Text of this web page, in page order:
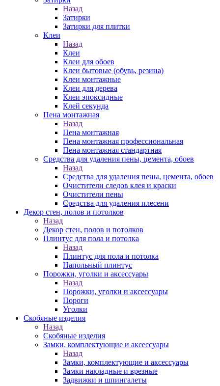
Назад
Затирки
Затирки для плитки
Клеи
Назад
Клеи
Клеи для обоев
Клеи бытовые (обувь, резина)
Клеи монтажные
Клеи для дерева
Клеи эпоксидные
Клей секунда
Пена монтажная
Назад
Пена монтажная
Пена монтажная профессиональная
Пена монтажная стандартная
Средства для удаления пены, цемента, обоев
Назад
Средства для удаления пены, цемента, обоев
Очистители следов клея и краски
Очистители пены
Средства для удаления плесени
Декор стен, полов и потолков
Назад
Декор стен, полов и потолков
Плинтус для пола и потолка
Назад
Плинтус для пола и потолка
Напольный плинтус
Порожки, уголки и аксессуары
Назад
Порожки, уголки и аксессуары
Пороги
Уголки
Скобяные изделия
Назад
Скобяные изделия
Замки, комплектующие и аксессуары
Назад
Замки, комплектующие и аксессуары
Замки накладные и врезные
Задвижки и шпингалеты